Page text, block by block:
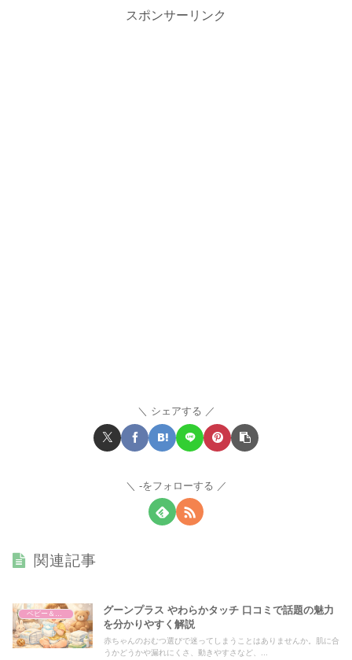
スポンサーリンク
シェアする
-をフォローする
関連記事
ベビー＆マタニティ
グーンプラス やわらかタッチ 口コミで話題の魅力
を分かりやすく解説
赤ちゃんのおむつ選びで迷ってしまうことはありませんか。肌に合
うかどうかや漏れにくさ、動きやすさなど、...